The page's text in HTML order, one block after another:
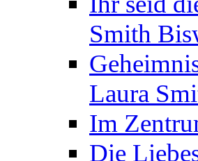
Smith
Laura
Im
Die